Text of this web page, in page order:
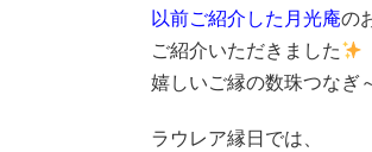
以前ご紹介した月光庵の
ご紹介いただきました
嬉しいご縁の数珠つなぎ
ラウレア縁日では、